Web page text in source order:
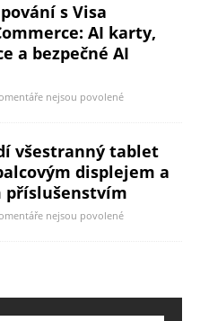
s Visa
AI karty,
a bezpečné AI
nejsou povolené
všestranný tablet
displejem a
nejsou povolené